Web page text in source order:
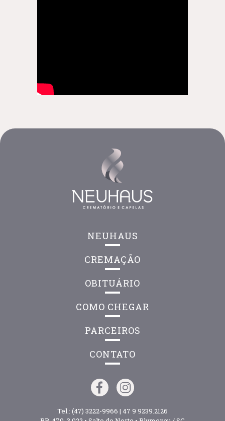
NEUHAUS
CREMAÇÃO
OBITUÁRIO
COMO CHEGAR
PARCEIROS
CONTATO
Tel.: (47) 3222-9966 | 47 9 9239.2126